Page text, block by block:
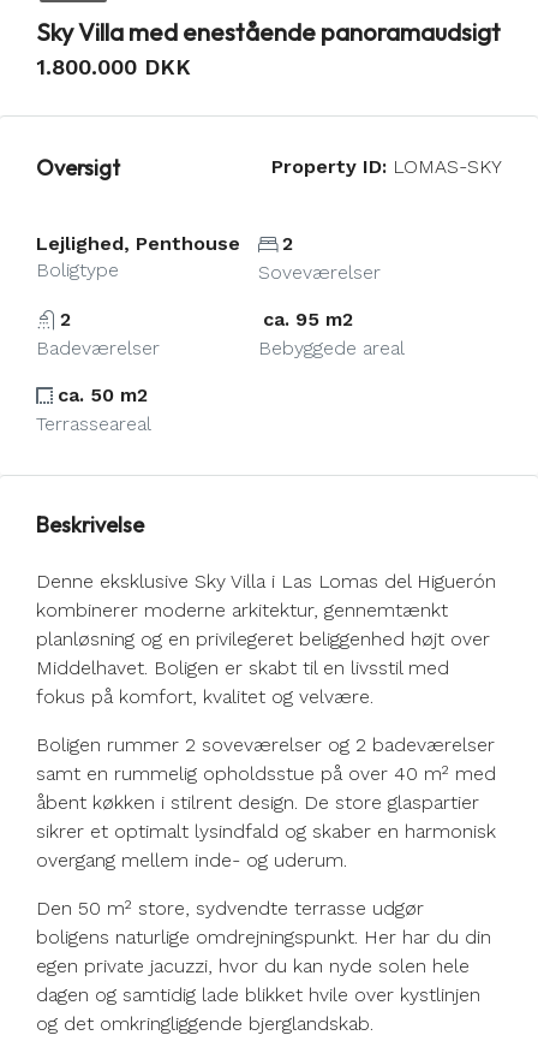
Sky Villa med enestående panoramaudsigt
1.800.000 DKK
Oversigt Property ID: LOMAS-SKY
Lejlighed, Penthouse
Boligtype
2
Soveværelser
2
Badeværelser
ca. 95 m2
Bebyggede areal
ca. 50 m2
Terrasseareal
Beskrivelse
Denne eksklusive Sky Villa i Las Lomas del Higuerón
kombinerer moderne arkitektur, gennemtænkt
planløsning og en privilegeret beliggenhed højt over
Middelhavet. Boligen er skabt til en livsstil med
fokus på komfort, kvalitet og velvære.
Boligen rummer 2 soveværelser og 2 badeværelser
samt en rummelig opholdsstue på over 40 m² med
åbent køkken i stilrent design. De store glaspartier
sikrer et optimalt lysindfald og skaber en harmonisk
overgang mellem inde- og uderum.
Den 50 m² store, sydvendte terrasse udgør
boligens naturlige omdrejningspunkt. Her har du din
egen private jacuzzi, hvor du kan nyde solen hele
dagen og samtidig lade blikket hvile over kystlinjen
og det omkringliggende bjerglandskab.